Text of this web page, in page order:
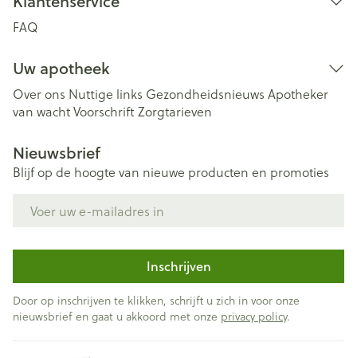
FAQ
Uw apotheek
Over ons Nuttige links Gezondheidsnieuws Apotheker
van wachtVoorschriftZorgtarieven
Nieuwsbrief
Blijf op de hoogte van nieuwe producten en promoties
Inschrijven
Door op inschrijven te klikken, schrijft u zich in voor onze
nieuwsbrief en gaat u akkoord met onze privacy policy.